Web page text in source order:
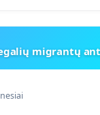
migrantų